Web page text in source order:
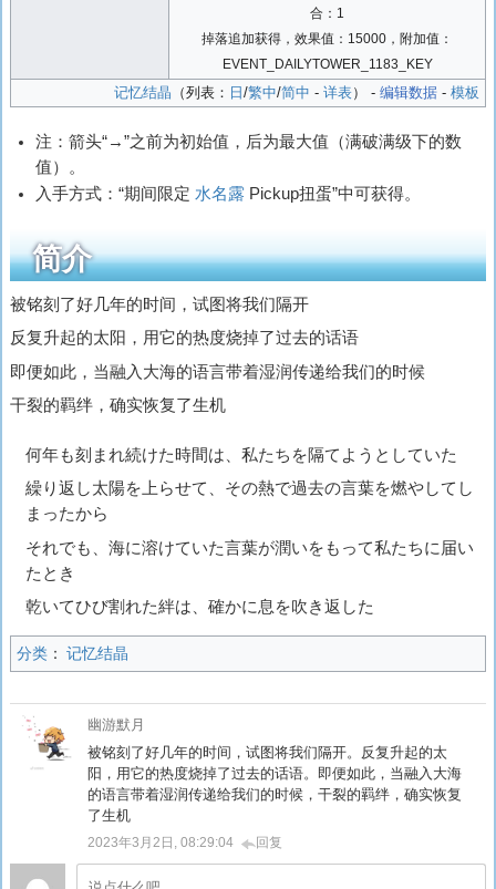
合：1
掉落追加获得，效果值：15000，附加值：
EVENT_DAILYTOWER_1183_KEY
记忆结晶 （列表： 日 /繁中/简中 - 详表） - 编辑数据- 模板
注：箭头“→”之前为初始值，后为最大值（满破满级下的数
值）。
入手方式：“期间限定 水名露 Pickup扭蛋”中可获得。
简介
被铭刻了好几年的时间，试图将我们隔开
反复升起的太阳，用它的热度烧掉了过去的话语
即便如此，当融入大海的语言带着湿润传递给我们的时候
干裂的羁绊，确实恢复了生机
何年も刻まれ続けた時間は、私たちを隔てようとしていた
繰り返し太陽を上らせて、その熱で過去の言葉を燃やしてし
まったから
それでも、海に溶けていた言葉が潤いをもって私たちに届い
たとき
乾いてひび割れた絆は、確かに息を吹き返した
分类： 记忆结晶
幽游默月
被铭刻了好几年的时间，试图将我们隔开。反复升起的太
阳，用它的热度烧掉了过去的话语。即便如此，当融入大海
的语言带着湿润传递给我们的时候，干裂的羁绊，确实恢复
了生机
2023年3月2日, 08:29:04 回复